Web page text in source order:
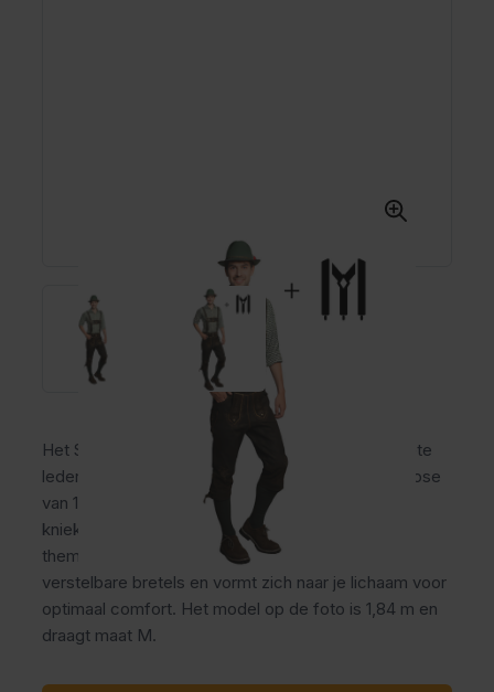
Het Starnberg Lang Pakket 3-delig is een complete
lederhose outfit voor heren met een lange lederhose
van 100% rundleer, geruit trachtenhemd en
kniekousen. Ideaal voor het Oktoberfest,
themafeesten en carnaval. De lederhose heeft
verstelbare bretels en vormt zich naar je lichaam voor
optimaal comfort. Het model op de foto is 1,84 m en
draagt maat M.